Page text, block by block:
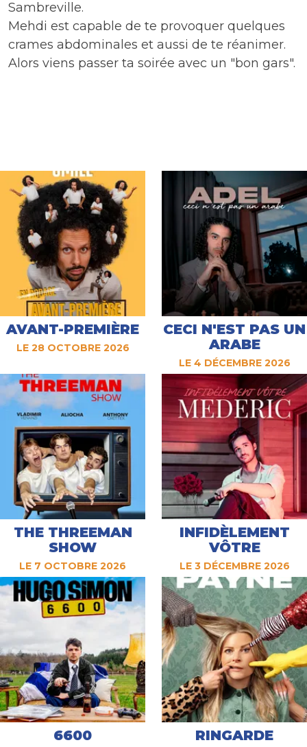
Sambreville.
Mehdi est capable de te provoquer quelques
crames abdominales et aussi de te réanimer.
Alors viens passer ta soirée avec un "bon gars".
AVANT-PREMIÈRE
LE 28 OCTOBRE 2026
CECI N'EST PAS UN
ARABE
LE 4 DÉCEMBRE 2026
THE THREEMAN
SHOW
LE 7 OCTOBRE 2026
INFIDÈLEMENT
VÔTRE
LE 3 DÉCEMBRE 2026
6600 RINGARDE